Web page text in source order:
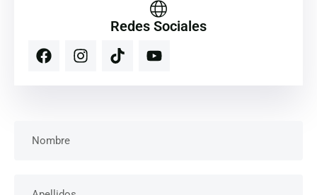
Redes Sociales